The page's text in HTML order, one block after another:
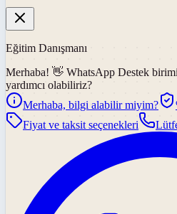
Eğitim Danışmanı
Merhaba! 👋 WhatsApp Destek
yardımcı olabiliriz?
Merhaba, bilgi alabilir miyim?
Fiyat ve taksit seçenekleri